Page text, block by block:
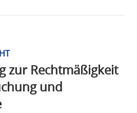
zur Rechtmäßigkeit
und